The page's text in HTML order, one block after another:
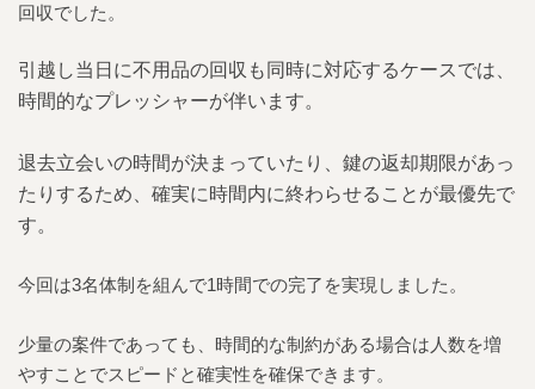
回収でした。
引越し当日に不用品の回収も同時に対応するケースでは、
時間的なプレッシャーが伴います。
退去立会いの時間が決まっていたり、鍵の返却期限があっ
たりするため、確実に時間内に終わらせることが最優先で
す。
今回は3名体制を組んで1時間での完了を実現しました。
少量の案件であっても、時間的な制約がある場合は人数を増
やすことでスピードと確実性を確保できます。